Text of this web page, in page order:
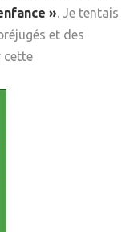
». Je tentais
et des
cette